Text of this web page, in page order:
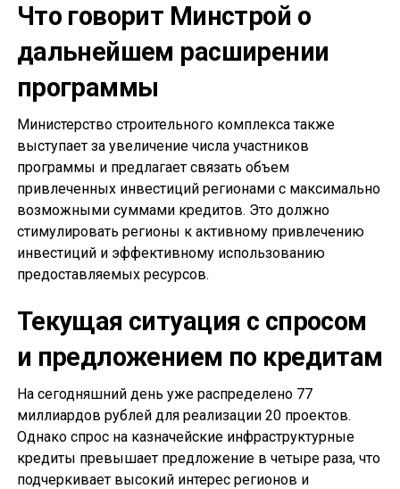
Что говорит Минстрой о
дальнейшем расширении
программы
Министерство строительного комплекса также
выступает за увеличение числа участников
программы и предлагает связать объем
привлеченных инвестиций регионами с максимально
возможными суммами кредитов. Это должно
стимулировать регионы к активному привлечению
инвестиций и эффективному использованию
предоставляемых ресурсов.
Текущая ситуация с спросом
и предложением по кредитам
На сегодняшний день уже распределено 77
миллиардов рублей для реализации 20 проектов.
Однако спрос на казначейские инфраструктурные
кредиты превышает предложение в четыре раза, что
подчеркивает высокий интерес регионов и